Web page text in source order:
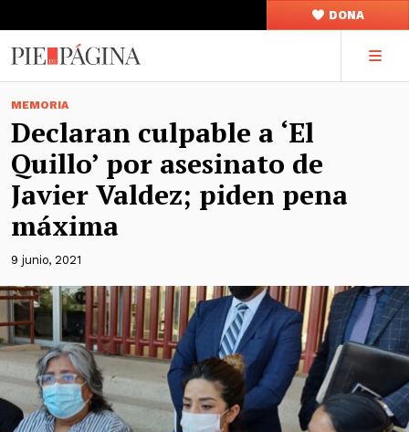
DONA
MEMORIA
Declaran culpable a ‘El
Quillo’ por asesinato de
Javier Valdez; piden pena
máxima
9 junio, 2021